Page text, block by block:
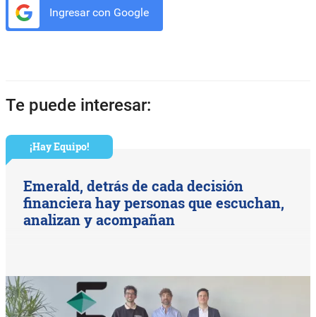
Ingresar con Google
Te puede interesar:
¡Hay Equipo!
Emerald, detrás de cada decisión
financiera hay personas que escuchan,
analizan y acompañan